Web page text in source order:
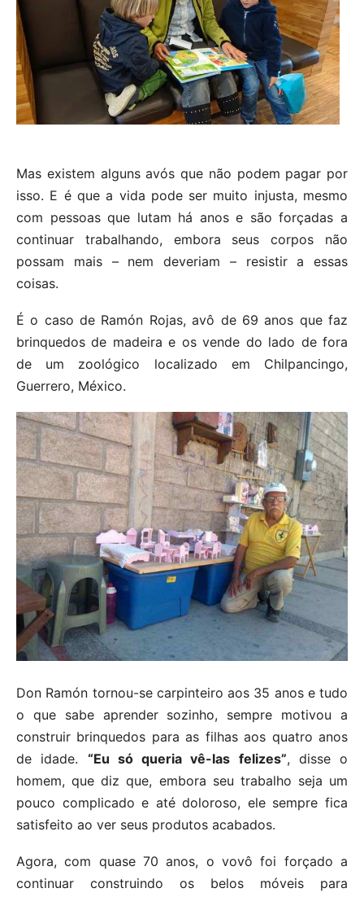
Mas existem alguns avós que não podem pagar por
isso. E é que a vida pode ser muito injusta, mesmo
com pessoas que lutam há anos e são forçadas a
continuar trabalhando, embora seus corpos não
possam mais – nem deveriam – resistir a essas
coisas.
É o caso de Ramón Rojas, avô de 69 anos que faz
brinquedos de madeira e os vende do lado de fora
de um zoológico localizado em Chilpancingo,
Guerrero, México.
Don Ramón tornou-se carpinteiro aos 35 anos e tudo
o que sabe aprender sozinho, sempre motivou a
construir brinquedos para as filhas aos quatro anos
de idade. “Eu só queria vê-las felizes”, disse o
homem, que diz que, embora seu trabalho seja um
pouco complicado e até doloroso, ele sempre fica
satisfeito ao ver seus produtos acabados.
Agora, com quase 70 anos, o vovô foi forçado a
continuar construindo os belos móveis para